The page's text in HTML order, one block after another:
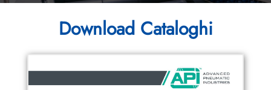
Download Cataloghi